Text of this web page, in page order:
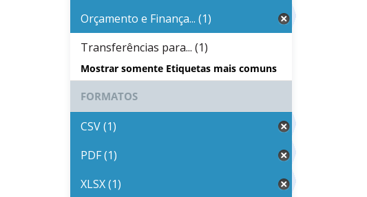
Orçamento e Finança... (1)
Transferências para... (1)
Mostrar somente Etiquetas mais comuns
FORMATOS
CSV (1)
PDF (1)
XLSX (1)